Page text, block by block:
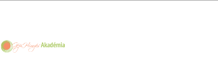
navigation
content
sidebar